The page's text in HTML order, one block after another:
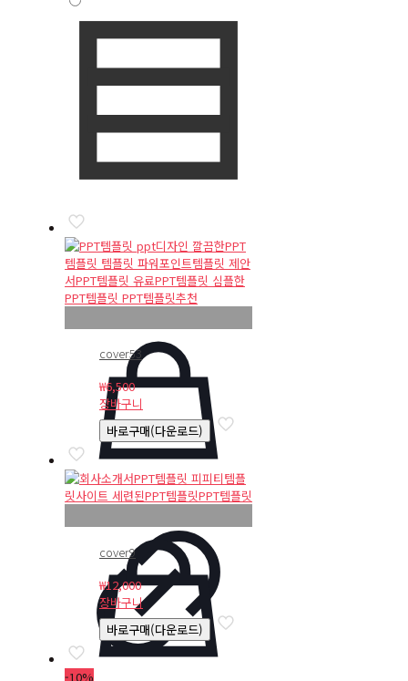
cover53
₩6,500
장바구니
바로구매(다운로드)
cover9
₩12,000
장바구니
바로구매(다운로드)
-10%